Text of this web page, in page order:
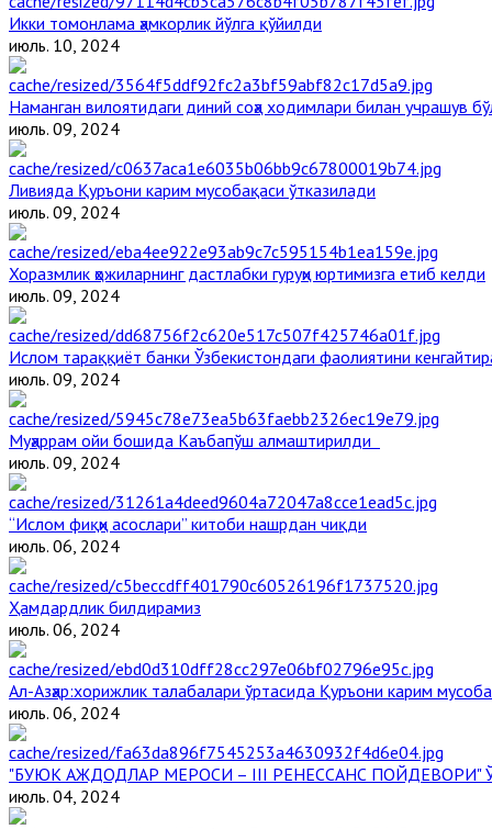
Икки томонлама ҳамкорлик йўлга қўйилди
июль. 10, 2024
Наманган вилоятидаги диний соҳа ходимлари билан учрашув
июль. 09, 2024
Ливияда Қуръони карим мусобақаси ўтказилади
июль. 09, 2024
Хоразмлик ҳожиларнинг дастлабки гуруҳи юртимизга етиб келди
июль. 09, 2024
Ислом тараққиёт банки Ўзбекистондаги фаолиятини
июль. 09, 2024
Муҳаррам ойи бошида Каъбапўш алмаштирилди
июль. 09, 2024
“Ислом фиқҳи асослари” китоби нашрдан чиқди
июль. 06, 2024
Ҳамдардлик билдирамиз
июль. 06, 2024
Aл-Aзҳар:хорижлик талабалари ўртасида Қуръони карим
июль. 06, 2024
"БУЮК АЖДОДЛАР МЕРОСИ – III РЕНЕССАНС
июль. 04, 2024